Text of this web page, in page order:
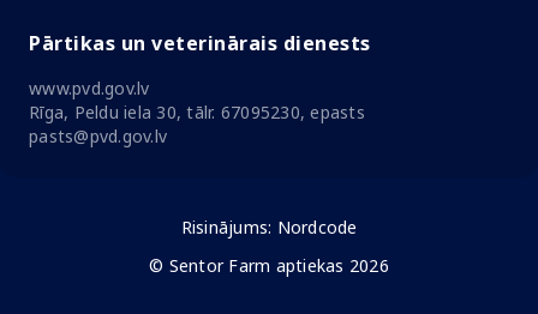
Pārtikas un veterinārais dienests
www.pvd.gov.lv
Rīga, Peldu iela 30, tālr. 67095230, epasts
pasts@pvd.gov.lv
Risinājums: Nordcode
© Sentor Farm aptiekas 2026